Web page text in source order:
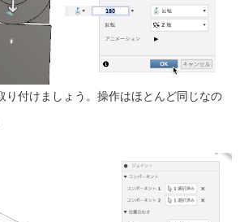
り付けましょう。操作はほとんど同じなの